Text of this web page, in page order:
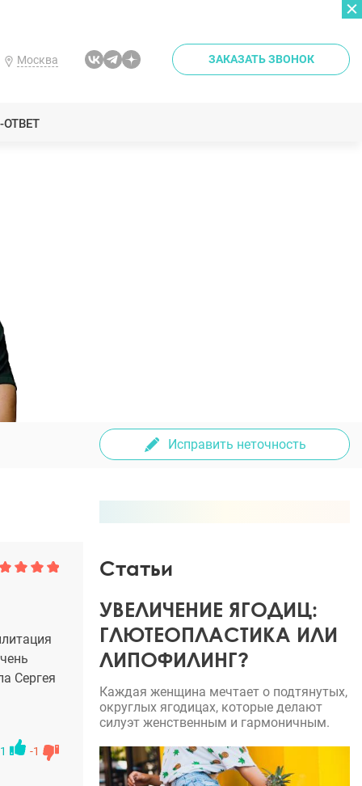
Москва ЗАКАЗАТЬ ЗВОНОК
Исправить неточность
Сергея
1 -1
Статьи
УВЕЛИЧЕНИЕ ЯГОДИЦ:
ГЛЮТЕОПЛАСТИКА ИЛИ
ЛИПОФИЛИНГ?
Каждая женщина мечтает о подтянутых,
округлых ягодицах, которые делают
силуэт женственным и гармоничным.